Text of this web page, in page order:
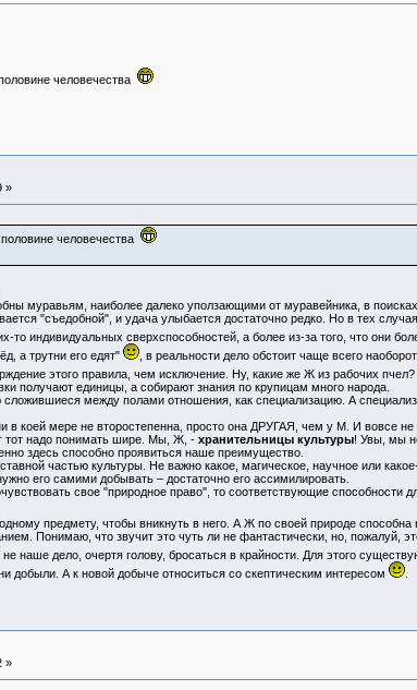
человечества
»
человечества
муравьям, наиболее далеко уползающими от муравейника, в
"съедобной", и удача улыбается достаточно редко. Но в тех
то индивидуальных сверхспособностей, а более из-за того, что они
а трутни его едят"
, в реальности дело обстоит чаще всего
этого правила, чем исключение. Ну, какие же Ж из рабочих пчел?
получают единицы, а собирают знания по крупицам много народа.
между полами отношения, как специализацию. А
мере не второстепенна, просто она ДРУГАЯ, чем у М. И вовсе не
тот надо понимать шире. Мы, Ж, - хранительницы культуры! Увы, мы
здесь способно проявиться наше преимущество.
частью культуры. Не важно какое, магическое, научное или
его самими добывать – достаточно его ассимилировать.
свое "природное право", то соответствующие способности
предмету, чтобы вникнуть в него. А Ж по своей природе способна
Понимаю, что звучит это чуть ли не фантастически, но, пожалуй,
наше дело, очертя голову, бросаться в крайности. Для этого
А к новой добыче относиться со скептическим интересом
.
»